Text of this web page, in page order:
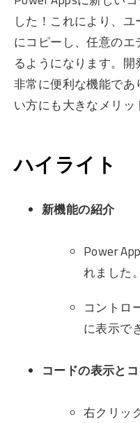
した！これにより、
にコピーし、任意の
るようになります。
非常に便利な機能で
い方にも大きなメリッ
ハイライト
新機能の紹介
Power
れました。
コントロ
に表示で
コードの表示と
右クリッ